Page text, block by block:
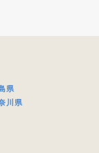
県
川県